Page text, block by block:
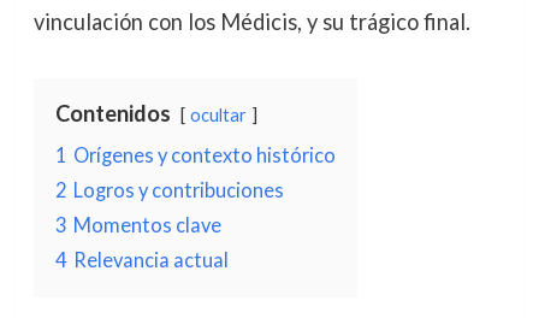
vinculación con los Médicis, y su trágico final.
Contenidos ocultar
1 Orígenes y contexto histórico
2 Logros y contribuciones
3 Momentos clave
4 Relevancia actual